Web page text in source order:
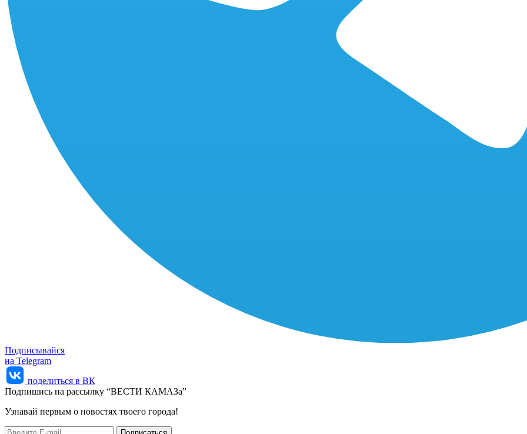
Подписывайся
на Telegram
поделиться в ВК
Подпишись на рассылку “ВЕСТИ КАМАЗа”
Узнaвай первым о новостях твоего города!